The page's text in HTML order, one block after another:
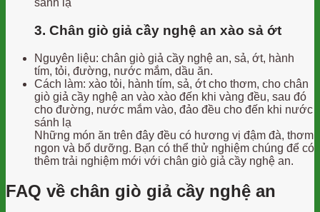
sánh lạ
3. Chân giò giả cầy nghệ an xào sả ớt
Nguyên liệu: chân giò giả cầy nghệ an, sả, ớt, hành
tím, tỏi, đường, nước mắm, dầu ăn.
Cách làm: xào tỏi, hành tím, sả, ớt cho thơm, cho chân
giò giả cầy nghệ an vào xào đến khi vàng đều, sau đó
cho đường, nước mắm vào, đảo đều cho đến khi nước
sánh lạ
Những món ăn trên đây đều có hương vị đậm đà, thơm
ngon và bổ dưỡng. Bạn có thể thử nghiệm chúng để có
thêm trải nghiệm mới với chân giò giả cầy nghệ an.
FAQ về chân giò giả cầy nghệ an